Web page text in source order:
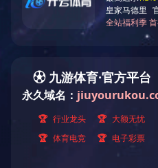
5＃金属开口链
用途：
材质：
颜色：